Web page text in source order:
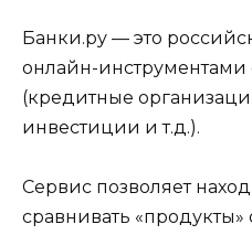
Банки.ру — это
онлайн-инструментами
(кредитные
инвестиции и т.д.).
Сервис позволяет
сравнивать «продукты»